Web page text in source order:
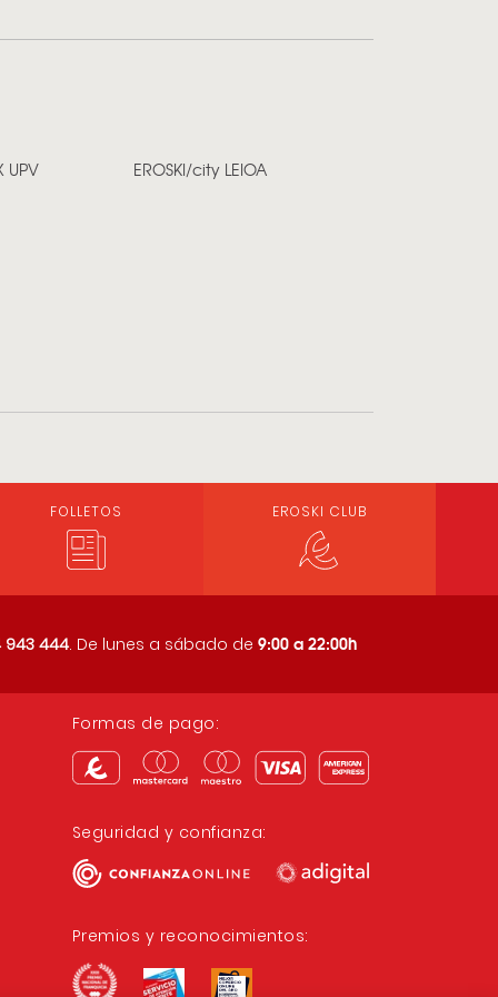
UPV EROSKI/city LEIOA
FOLLETOS EROSKI CLUB
943 444. De lunes a sábado de 9:00 a 22:00h
Formas de pago:
Seguridad y confianza:
Premios y reconocimientos: